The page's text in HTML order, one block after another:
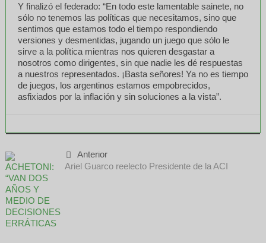
Y finalizó el federado: “En todo este lamentable sainete, no
sólo no tenemos las políticas que necesitamos, sino que
sentimos que estamos todo el tiempo respondiendo
versiones y desmentidas, jugando un juego que sólo le
sirve a la política mientras nos quieren desgastar a
nosotros como dirigentes, sin que nadie les dé respuestas
a nuestros representados. ¡Basta señores! Ya no es tiempo
de juegos, los argentinos estamos empobrecidos,
asfixiados por la inflación y sin soluciones a la vista”.
Anterior
Ariel Guarco reelecto Presidente de la ACI